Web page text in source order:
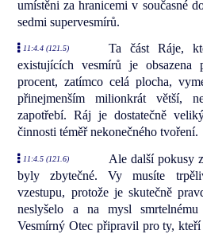
umístěni za hranicemi v současné
sedmi supervesmírů.
11:4.4 (121.5)
Ta část Ráje,
existujících vesmírů je
procent, zatímco celá plocha,
přinejmenším milionkrát větší,
zapotřebí. Ráj je dostatečně
činnosti téměř nekonečného tvoření.
11:4.5 (121.6)
Ale další pokusy
byly zbytečné. Vy musíte
vzestupu, protože je skutečně
neslyšelo a na mysl
Vesmírný Otec připravil pro ty,